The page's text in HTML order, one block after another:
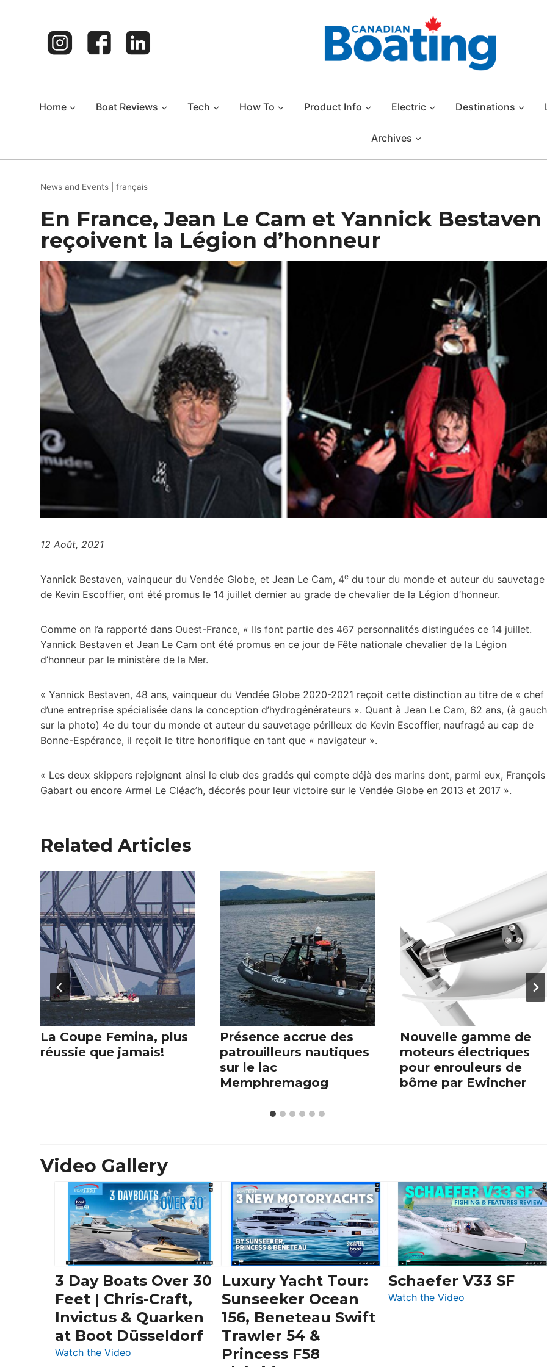
Home Boat Reviews Tech How To Product Info Electric Destinations
Archives
News and Events français
En France, Jean Le Cam et Yannick Bestaven
reçoivent la Légion d’honneur
12 Août, 2021
Yannick Bestaven, vainqueur du Vendée Globe, et Jean Le Cam, 4e du tour du monde et auteur du sauvetage
de Kevin Escoffier, ont été promus le 14 juillet dernier au grade de chevalier de la Légion d’honneur.
Comme on l’a rapporté dans Ouest-France, « Ils font partie des 467 personnalités distinguées ce 14 juillet.
Yannick Bestaven et Jean Le Cam ont été promus en ce jour de Fête nationale chevalier de la Légion
d’honneur par le ministère de la Mer.
« Yannick Bestaven, 48 ans, vainqueur du Vendée Globe 2020-2021 reçoit cette distinction au titre de « chef
d’une entreprise spécialisée dans la conception d’hydrogénérateurs ». Quant à Jean Le Cam, 62 ans, (à
sur la photo) 4e du tour du monde et auteur du sauvetage périlleux de Kevin Escoffier, naufragé au cap de
Bonne-Espérance, il reçoit le titre honorifique en tant que « navigateur ».
« Les deux skippers rejoignent ainsi le club des gradés qui compte déjà des marins dont, parmi eux, François
Gabart ou encore Armel Le Cléac’h, décorés pour leur victoire sur le Vendée Globe en 2013 et 2017 ».
Related Articles
La Coupe Femina, plus
réussie que jamais!
Présence accrue des
patrouilleurs nautiques
sur le lac
Memphremagog
Nouvelle gamme de
moteurs électriques
pour enrouleurs de
bôme par Ewincher
Video Gallery
3 Day Boats Over 30
Feet | Chris-Craft,
Invictus & Quarken
at Boot Düsseldorf
Watch the Video
Luxury Yacht Tour:
Sunseeker Ocean
156, Beneteau Swift
Trawler 54 &
Princess F58
Schaefer V33 SF
Watch the Video: